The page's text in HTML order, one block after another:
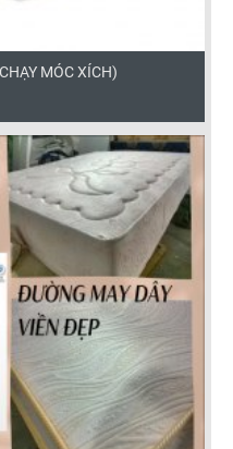
MÓC XÍCH)